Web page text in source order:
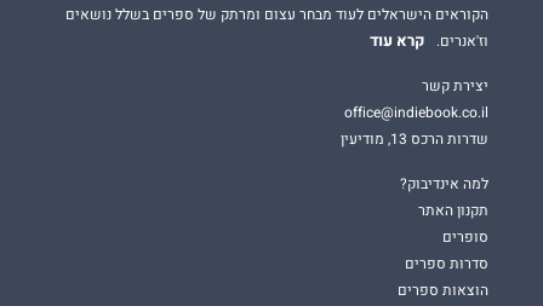
הקוראים הישראלים לעוד מבחר עצום ומרתק של ספרים בשלל נושאים
וז'אנרים.
קרא עוד
יצירת קשר
office@indiebook.co.il
שדרות הרכס 13, מודיעין
למה אינדיבוק?
תקנון האתר
סופרים
סדרות ספרים
הוצאות ספרים